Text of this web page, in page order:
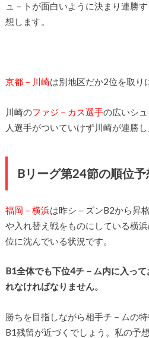
ュ－トが面白いように決まり連勝
想します。
京都－川崎は別地区だか2位を取り
川崎のファジ－カス選手の広いシ
人選手がついていけず川崎が連勝
Bリーグ第24節の順位
福岡－横浜は昨シ－ズンB2から昇
や入れ替え戦をものにしている横
位に沈んでいる状況です。
B1全体でも下位4チ－ム内に入っ
れなければなりません。
勝ちを目指しながら相手チ－ムの
B1残留が近づくでしょう。私の予